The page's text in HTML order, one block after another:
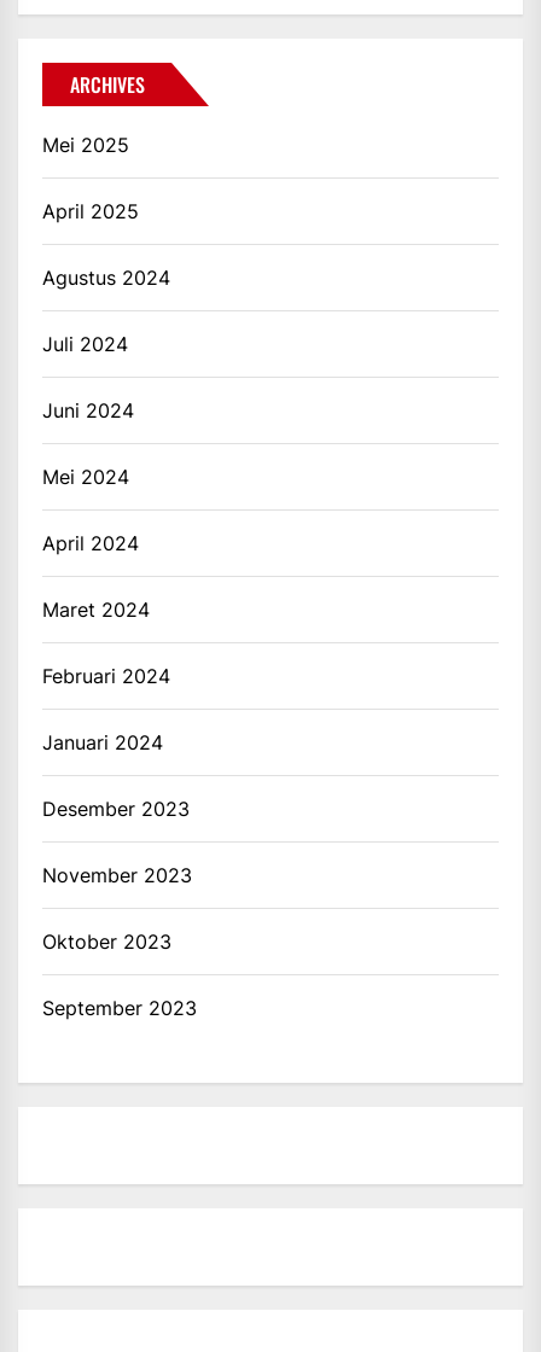
ARCHIVES
Mei 2025
April 2025
Agustus 2024
Juli 2024
Juni 2024
Mei 2024
April 2024
Maret 2024
Februari 2024
Januari 2024
Desember 2023
November 2023
Oktober 2023
September 2023